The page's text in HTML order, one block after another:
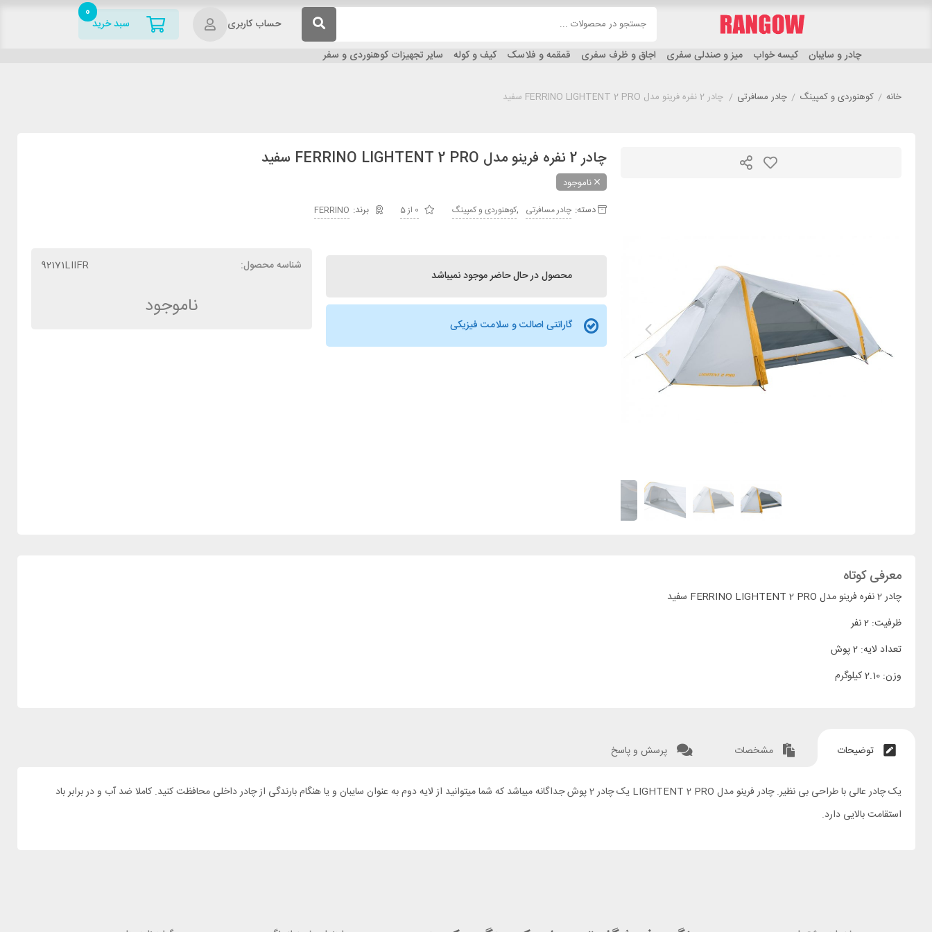
حساب کاربری سبد خرید
0
چادر و سایبان کیسه خواب میز و صندلی سفری اجاق و ظرف سفری قمقمه و فلاسک کیف و کوله سایر تجهیزات کوهنوردی و سفر
خانه / کوهنوردی و کمپینگ / چادر مسافرتی / چادر 2 نفره فرینو مدل FERRINO LIGHTENT 2 PRO سفید
چادر 2 نفره فرینو مدل FERRINO LIGHTENT 2 PRO سفید
ناموجود
دسته: چادر مسافرتی ,کوهنوردی و کمپینگ 0 از 5 FERRINO
محصول در حال حاضر موجود نمیباشد
گارانتی اصالت و سلامت فیزیکی
شناسه محصول: 92171LIIFR
ناموجود
معرفی کوتاه
چادر 2 نفره فرینو مدل FERRINO LIGHTENT 2 PRO سفید
ظرفیت: 2 نفر
تعداد لایه: 2 پوش
وزن: 2.10 کیلوگرم
توضیحات مشخصات پرسش و پاسخ
یک چادر عالی با طراحی بی نظیر. چادر فرینو مدل LIGHTENT 2 PRO یک چادر 2 پوش جداگانه میباشد که شما میتوانید از لایه دوم به عنوان سایبان و یا هنگام بارندگی از چادر داخلی محافظت کنید. کاملا ضد آب و در برابر باد
استقامت بالایی دارد.